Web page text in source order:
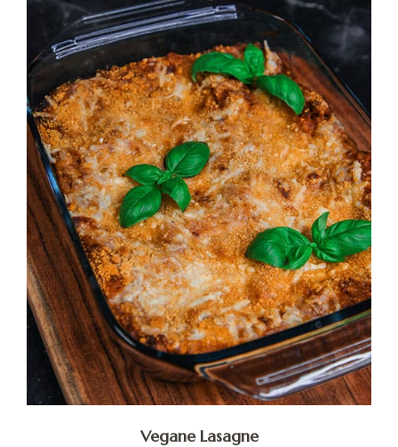
Vegane Lasagne